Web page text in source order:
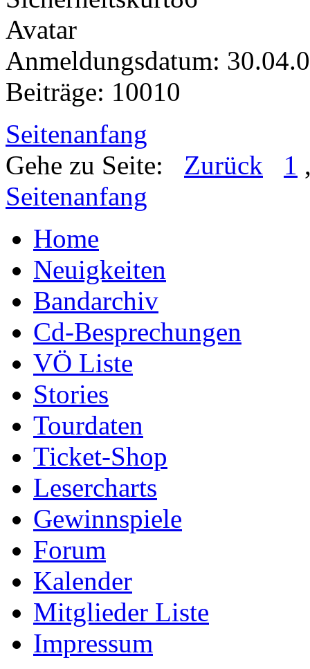
Anmeldungsdatum:
Beiträge: 10010
Seitenanfang
Gehe zu Seite: Zurück 1
Seitenanfang
Home
Neuigkeiten
Bandarchiv
Cd-Besprechungen
VÖ Liste
Stories
Tourdaten
Ticket-Shop
Lesercharts
Gewinnspiele
Forum
Kalender
Mitglieder Liste
Impressum